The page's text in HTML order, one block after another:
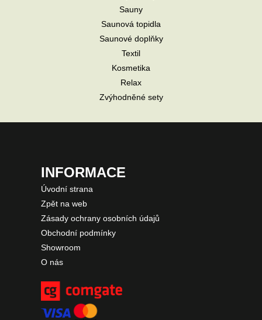
Sauny
Saunová topidla
Saunové doplňky
Textil
Kosmetika
Relax
Zvýhodněné sety
INFORMACE
Úvodní strana
Zpět na web
Zásady ochrany osobních údajů
Obchodní podmínky
Showroom
O nás